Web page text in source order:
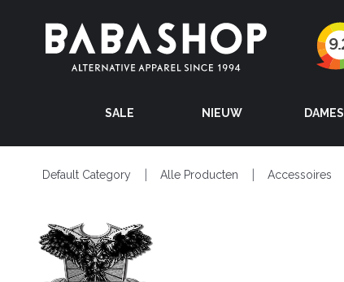
SALE NIEUW DAMES
Default Category Alle Producten Accessoires